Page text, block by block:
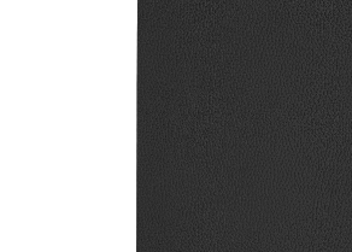
İPTAL VE İADE KOŞULLARI
İptal ve İade Politikası
Mesafeli Satış Sözleşmesi